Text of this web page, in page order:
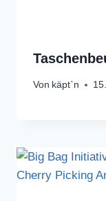
Von käpt`n